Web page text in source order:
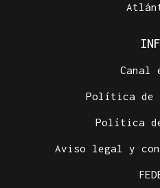
Canal
Política de
Política
Aviso legal y